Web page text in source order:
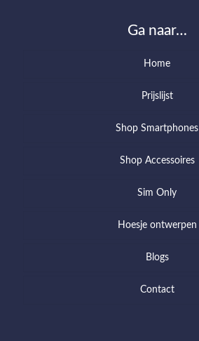
Ga naar…
Home
Prijslijst
Shop Smartphones
Shop Accessoires
Sim Only
Hoesje ontwerpen
Blogs
Contact